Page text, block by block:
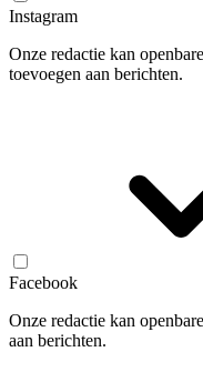
Instagram
Onze redactie kan
toevoegen aan berichten.
Facebook
Onze redactie kan
aan berichten.